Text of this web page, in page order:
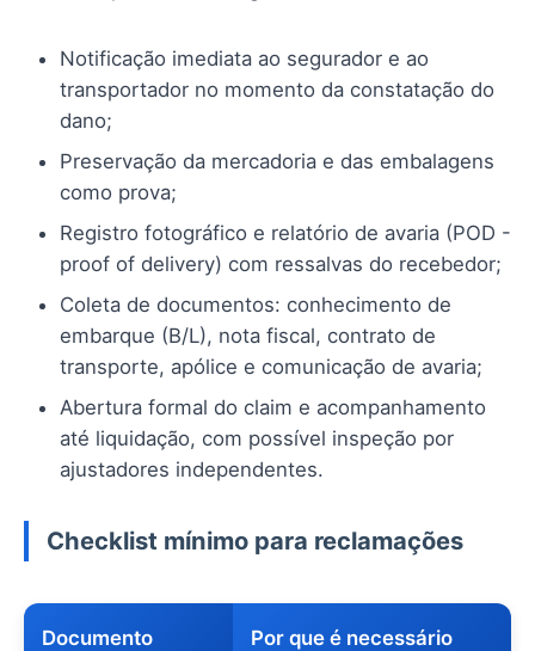
Notificação imediata ao segurador e ao
transportador no momento da constatação do
dano;
Preservação da mercadoria e das embalagens
como prova;
Registro fotográfico e relatório de avaria (POD -
proof of delivery) com ressalvas do recebedor;
Coleta de documentos: conhecimento de
embarque (B/L), nota fiscal, contrato de
transporte, apólice e comunicação de avaria;
Abertura formal do claim e acompanhamento
até liquidação, com possível inspeção por
ajustadores independentes.
Checklist mínimo para reclamações
Documento Por que é necessário